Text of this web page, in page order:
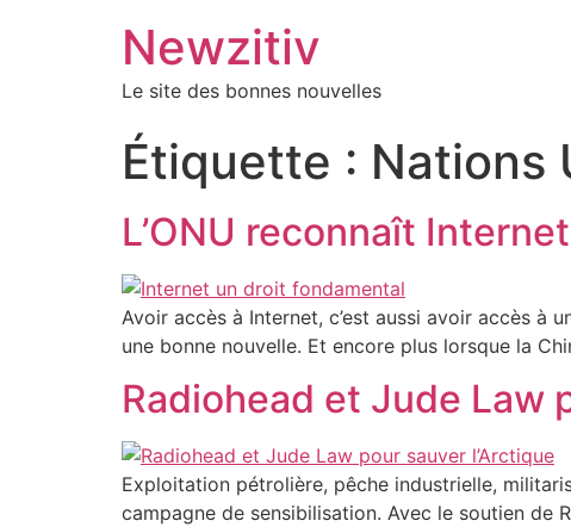
Newzitiv
Le site des bonnes nouvelles
Étiquette : Nations
L’ONU reconnaît
Avoir accès à Internet, c’est aussi avoir accès à
une bonne nouvelle. Et encore plus lorsque la
Radiohead et Jude Law
Exploitation pétrolière, pêche industrielle,
campagne de sensibilisation. Avec le soutien de